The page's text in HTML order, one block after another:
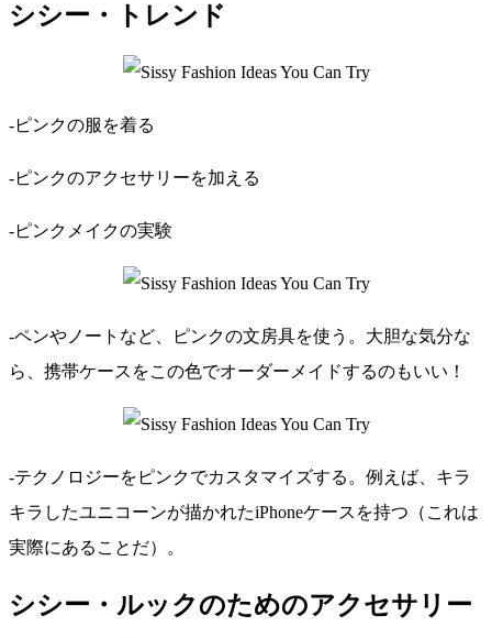
シシー・トレンド
-ピンクの服を着る
-ピンクのアクセサリーを加える
-ピンクメイクの実験
-ペンやノートなど、ピンクの文房具を使う。大胆な気分な
ら、携帯ケースをこの色でオーダーメイドするのもいい！
-テクノロジーをピンクでカスタマイズする。例えば、キラ
キラしたユニコーンが描かれたiPhoneケースを持つ（これは
実際にあることだ）。
シシー・ルックのためのアクセサリー